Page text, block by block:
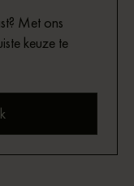
Met ons
keuze te